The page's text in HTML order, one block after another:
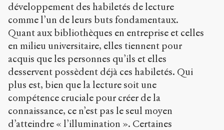
développement des habiletés de lecture
comme l’un de leurs buts fondamentaux.
Quant aux bibliothèques en entreprise et celles
en milieu universitaire, elles tiennent pour
acquis que les personnes qu’ils et elles
desservent possèdent déjà ces habiletés. Qui
plus est, bien que la lecture soit une
compétence cruciale pour créer de la
connaissance, ce n’est pas le seul moyen
d’atteindre « l’illumination ». Certaines